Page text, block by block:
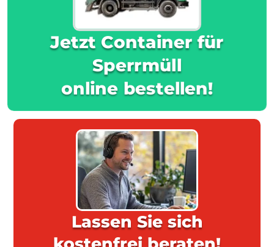
Jetzt Container für
Sperrmüll
online bestellen!
Lassen Sie sich